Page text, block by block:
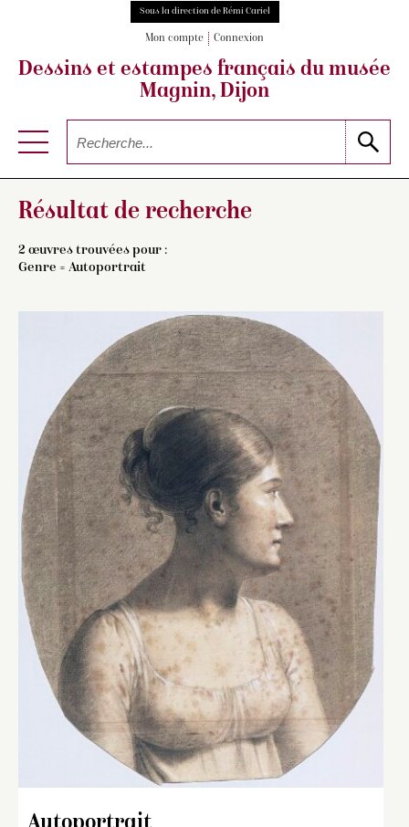
Sous la direction de Rémi Cariel
Mon compte Connexion
Dessins et estampes français du musée
Magnin, Dijon
Résultat de recherche
2 œuvres trouvées pour :
Genre = Autoportrait